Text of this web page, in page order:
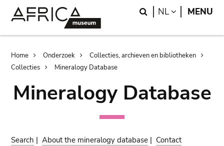
Search
NL LANGUAGE
MENU
Breadcrumb
Home Onderzoek
Collecties, archieven en bibliotheken
Collecties
Mineralogy Database
Mineralogy Database
Search |About the mineralogy database | Contact